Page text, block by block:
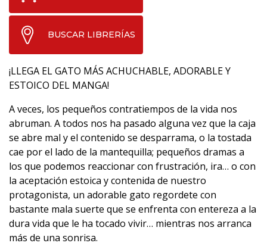
BUSCAR LIBRERÍAS
¡LLEGA EL GATO MÁS ACHUCHABLE, ADORABLE Y
ESTOICO DEL MANGA!
A veces, los pequeños contratiempos de la vida nos
abruman. A todos nos ha pasado alguna vez que la caja
se abre mal y el contenido se desparrama, o la tostada
cae por el lado de la mantequilla; pequeños dramas a
los que podemos reaccionar con frustración, ira… o con
la aceptación estoica y contenida de nuestro
protagonista, un adorable gato regordete con
bastante mala suerte que se enfrenta con entereza a la
dura vida que le ha tocado vivir… mientras nos arranca
más de una sonrisa.